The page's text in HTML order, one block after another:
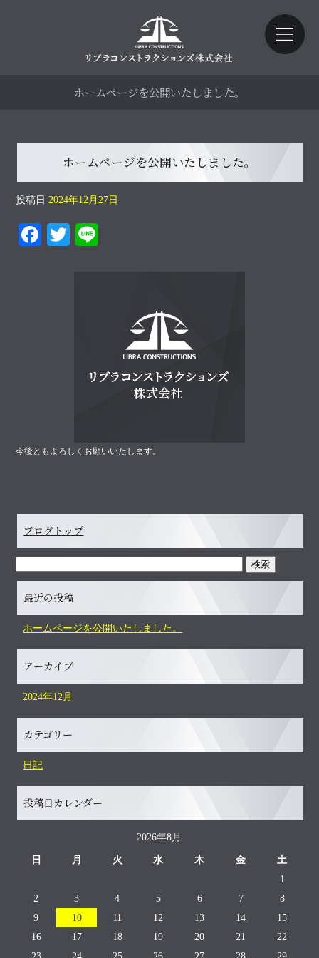
ホームページを公開いたしました。
ホームページを公開いたしました。
投稿日 2024年12月27日
Fa T
今後ともよろしくお願いいたします。
ブログトップ
最近の投稿
ホームページを公開いたしました。
アーカイブ
2024年12月
カテゴリー
日記
投稿日カレンダー
2026年8月
日 月 火 水 木 金
土
1
2
3 4 5 6 7
8
9
10 11 12 13 14
15
16
17 18 19 20 21
22